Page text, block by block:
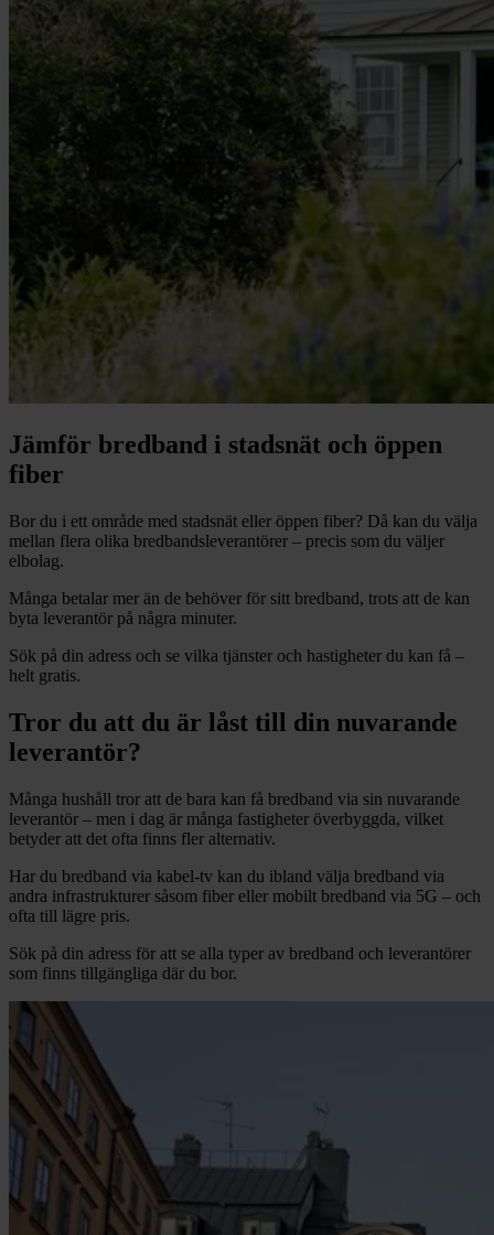
Jämför bredband i stadsnät och öppen
fiber
Bor du i ett område med stadsnät eller öppen fiber? Då kan du välja
mellan flera olika bredbandsleverantörer – precis som du väljer
elbolag.
Många betalar mer än de behöver för sitt bredband, trots att de kan
byta leverantör på några minuter.
Sök på din adress och se vilka tjänster och hastigheter du kan få –
helt gratis.
Tror du att du är låst till din nuvarande
leverantör?
Många hushåll tror att de bara kan få bredband via sin nuvarande
leverantör – men i dag är många fastigheter överbyggda, vilket
betyder att det ofta finns fler alternativ.
Har du bredband via kabel-tv kan du ibland välja bredband via
andra infrastrukturer såsom fiber eller mobilt bredband via 5G – och
ofta till lägre pris.
Sök på din adress för att se alla typer av bredband och leverantörer
som finns tillgängliga där du bor.